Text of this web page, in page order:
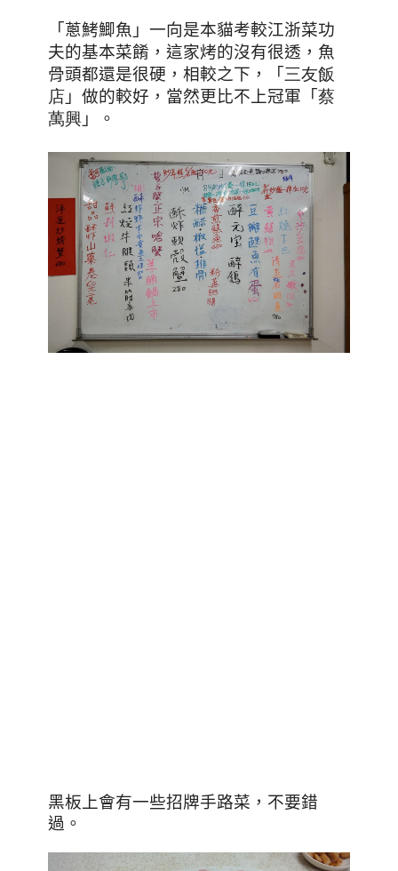
「蔥鮳鯽魚 」一向是本貓考較江浙菜功
夫的基本菜餚，這家烤的沒有很透，魚
骨頭都還是很硬，相較之下，「三友飯
店 」做的較好，當然更比不上冠軍「蔡
萬興 」。
黑板上會有一些招牌手路菜，不要錯
過。